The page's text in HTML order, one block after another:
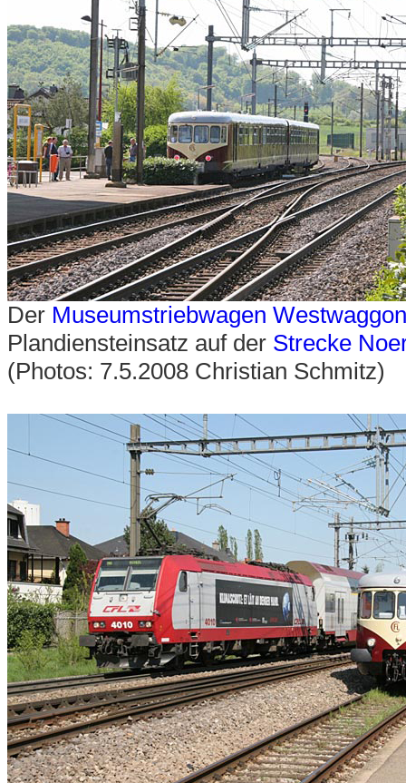
Der Museumstriebwagen
Plandiensteinsatz auf der Strecke
(Photos: 7.5.2008 Christian Schmitz)